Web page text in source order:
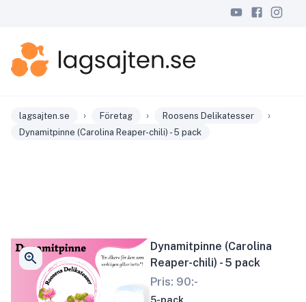
lagsajten.se › Företag › Roosens Delikatesser ›
Dynamitpinne (Carolina Reaper-chili) - 5 pack
Dynamitpinne (Carolina
Reaper-chili) - 5 pack
Pris: 90:-